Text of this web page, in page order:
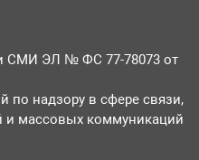
СМИ ЭЛ № ФС 77-78073 от
по надзору в сфере связи,
и массовых коммуникаций